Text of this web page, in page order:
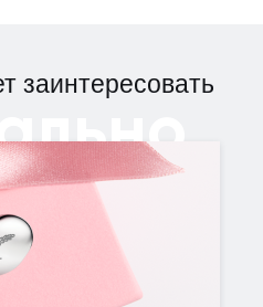
заинтересовать